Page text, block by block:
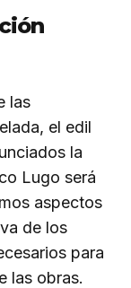
las
el edil
la
Lugo será
aspectos
de los
para
las obras.